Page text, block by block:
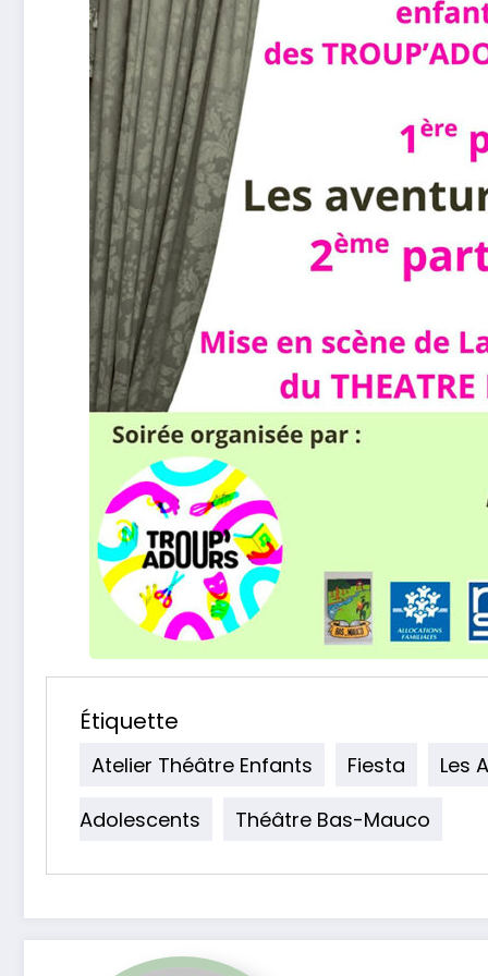
Étiquette
Atelier Théâtre Enfants Fiesta
Les
Adolescents
Théâtre Bas-Mauco